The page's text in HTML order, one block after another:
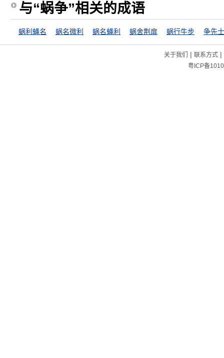
与“蜗争”相关的成语
蜗利蝇名 蜗名微利 蜗名蝇利 蜗舍荆扉 蜗行牛步 争先
关于我们 | 联系方式|
粤ICP备